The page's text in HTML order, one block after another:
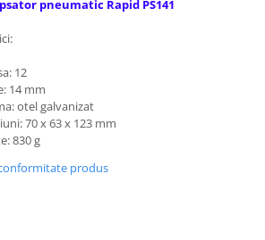
uzate si
pneumatic Rapid PS141
12
14 mm
otel galvanizat
70 x 63 x 123 mm
830 g
produs